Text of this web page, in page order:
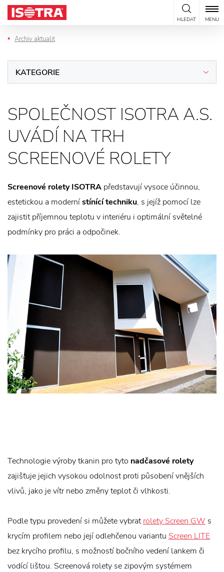
Přeskočit na obsah
HLEDAT MENU
Archiv aktualit
KATEGORIE
SPOLEČNOST ISOTRA A.S.
UVÁDÍ NA TRH
SCREENOVÉ ROLETY
Screenové rolety ISOTRA představují vysoce účinnou,
estetickou a modernístínící techniku, s jejíž pomocí lze
zajistit příjemnou teplotu v interiéru i optimální světelné
podmínky pro práci a odpočinek.
Technologie výroby tkanin pro tyto nadčasové rolety
zajišťuje jejich vysokou odolnost proti působení vnějších
vlivů, jako je vítr nebo změny teplot či vlhkosti.
Podle typu provedení si můžete vybratrolety Screen GW s
krycím profilem nebo její odlehčenou variantu Screen LITE
bez krycího profilu, s možností bočního vedení lankem či
vodící lištou. Screenová rolety se zipovým systémem